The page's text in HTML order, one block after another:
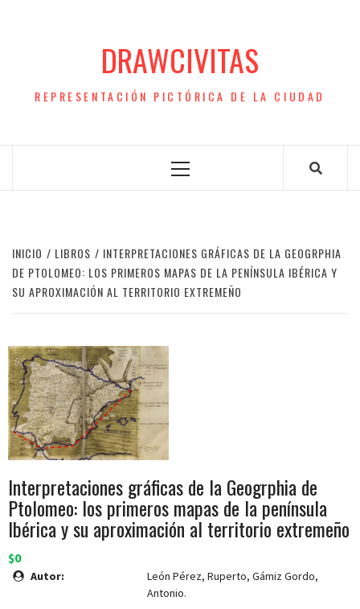
DRAWCIVITAS
REPRESENTACIÓN PICTÓRICA DE LA CIUDAD
Menú
INICIO LIBROS
INTERPRETACIONES GRÁFICAS DE LA GEOGRPHIA
DE PTOLOMEO: LOS PRIMEROS MAPAS DE LA PENÍNSULA IBÉRICA Y
SU APROXIMACIÓN AL TERRITORIO EXTREMEÑO
Interpretaciones gráficas de la Geogrphia de
Ptolomeo: los primeros mapas de la península
Ibérica y su aproximación al territorio extremeño
$0
Autor:
León Pérez, Ruperto, Gámiz Gordo,
Antonio.